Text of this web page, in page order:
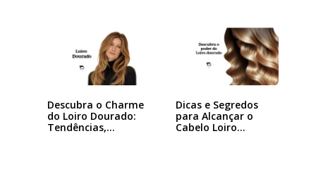
Descubra o Charme
do Loiro Dourado:
Tendências,…
Dicas e Segredos
para Alcançar o
Cabelo Loiro…